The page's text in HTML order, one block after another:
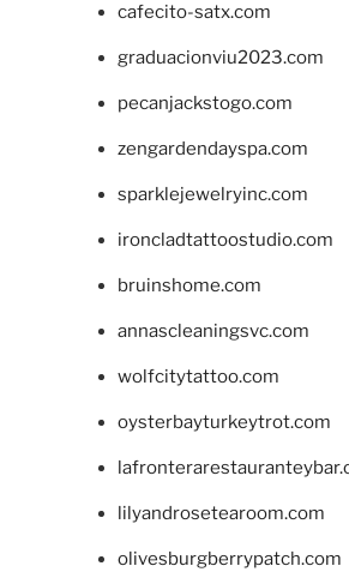
cafecito-satx.com
graduacionviu2023.com
pecanjackstogo.com
zengardendayspa.com
sparklejewelryinc.com
ironcladtattoostudio.com
bruinshome.com
annascleaningsvc.com
wolfcitytattoo.com
oysterbayturkeytrot.com
lilyandrosetearoom.com
olivesburgberrypatch.com